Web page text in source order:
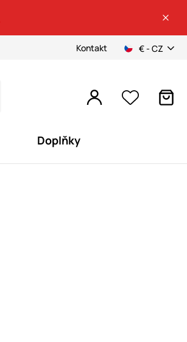
Kontakt € - CZ
Doplňky